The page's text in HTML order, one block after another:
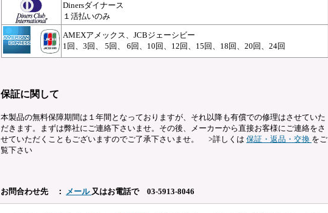
Dinersダイナース
１活払いのみ
AMEXアメックス、JCBジェーシビー
1回、3回、 5回、 6回、10回、12回、15回、18回、20回、24回
保証に関して
本製品の無料保障期間は１年間となっておりますが、それ以降も有償での修理はさせていた
だきます。まずは弊社にご連絡下さいませ。その後、メーカーから直接お客様にご連絡をさ
せていただくこともございますのでご了承下さいませ。 >詳しくは 保証・返品・交換 をご
覧下さい
お問合わせ先 ： メール 又はお電話で 03-5913-8046